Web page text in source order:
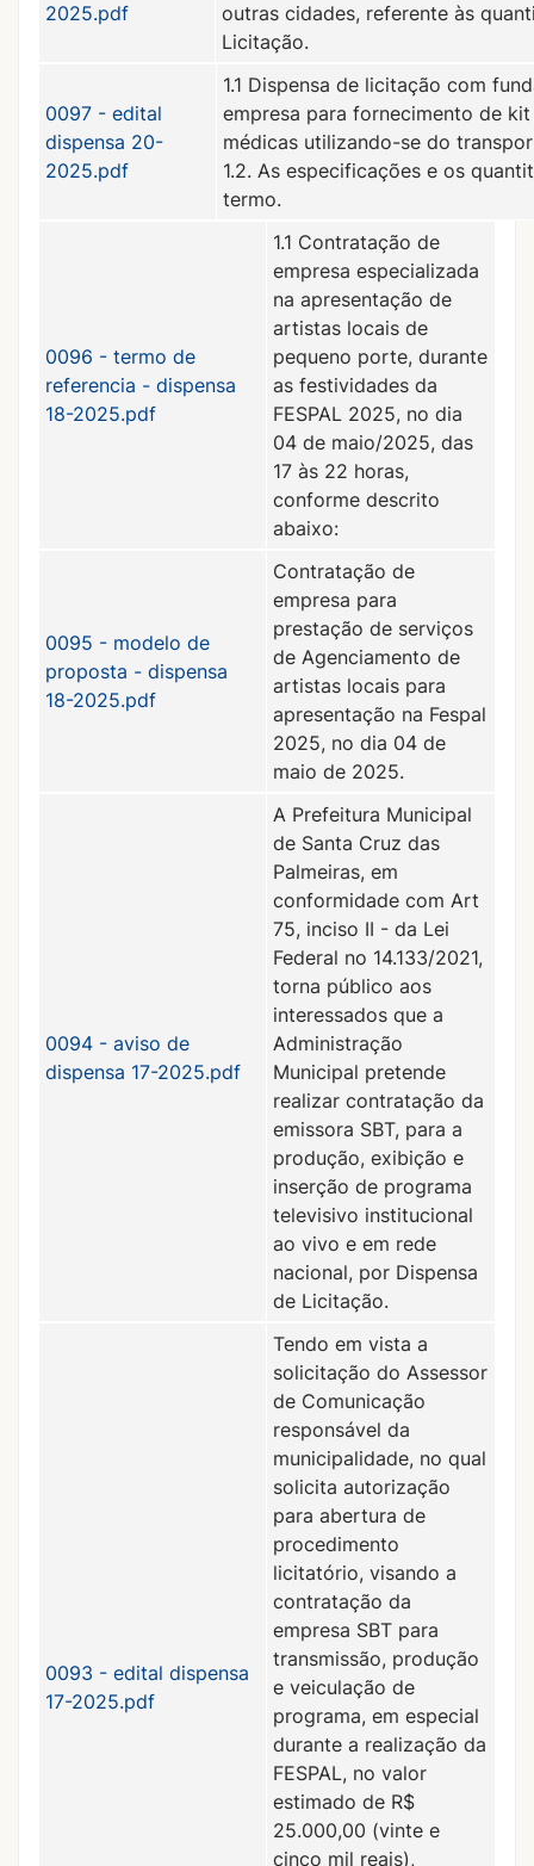
2025.pdf
outras cidades, referente às
Licitação.
0097 - edital
dispensa 20-
2025.pdf
1.1 Dispensa de licitação com
empresa para fornecimento de
médicas utilizando-se do
1.2. As especificações e os
termo.
0096 - termo de
referencia - dispensa
18-2025.pdf
1.1 Contratação de
empresa especializada
na apresentação de
artistas locais de
pequeno porte, durante
as festividades da
FESPAL 2025, no dia
04 de maio/2025, das
17 às 22 horas,
conforme descrito
abaixo:
0095 - modelo de
proposta - dispensa
18-2025.pdf
Contratação de
empresa para
prestação de serviços
de Agenciamento de
artistas locais para
apresentação na Fespal
2025, no dia 04 de
maio de 2025.
0094 - aviso de
dispensa 17-2025.pdf
A Prefeitura Municipal
de Santa Cruz das
Palmeiras, em
conformidade com Art
75, inciso II - da Lei
Federal no 14.133/2021,
torna público aos
interessados que a
Administração
Municipal pretende
realizar contratação da
emissora SBT, para a
produção, exibição e
inserção de programa
televisivo institucional
ao vivo e em rede
nacional, por Dispensa
de Licitação.
0093 - edital dispensa
17-2025.pdf
Tendo em vista a
solicitação do Assessor
de Comunicação
responsável da
municipalidade, no qual
solicita autorização
para abertura de
procedimento
licitatório, visando a
contratação da
empresa SBT para
transmissão, produção
e veiculação de
programa, em especial
durante a realização da
FESPAL, no valor
estimado de R$
25.000,00 (vinte e
cinco mil reais),